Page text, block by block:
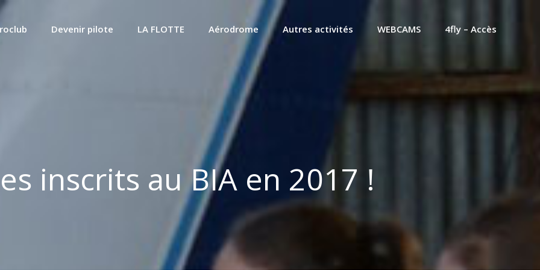
Devenir pilote LA FLOTTE Aérodrome Autres activités WEBCAMS 4fly – Accès
inscrits au BIA en 2017 !